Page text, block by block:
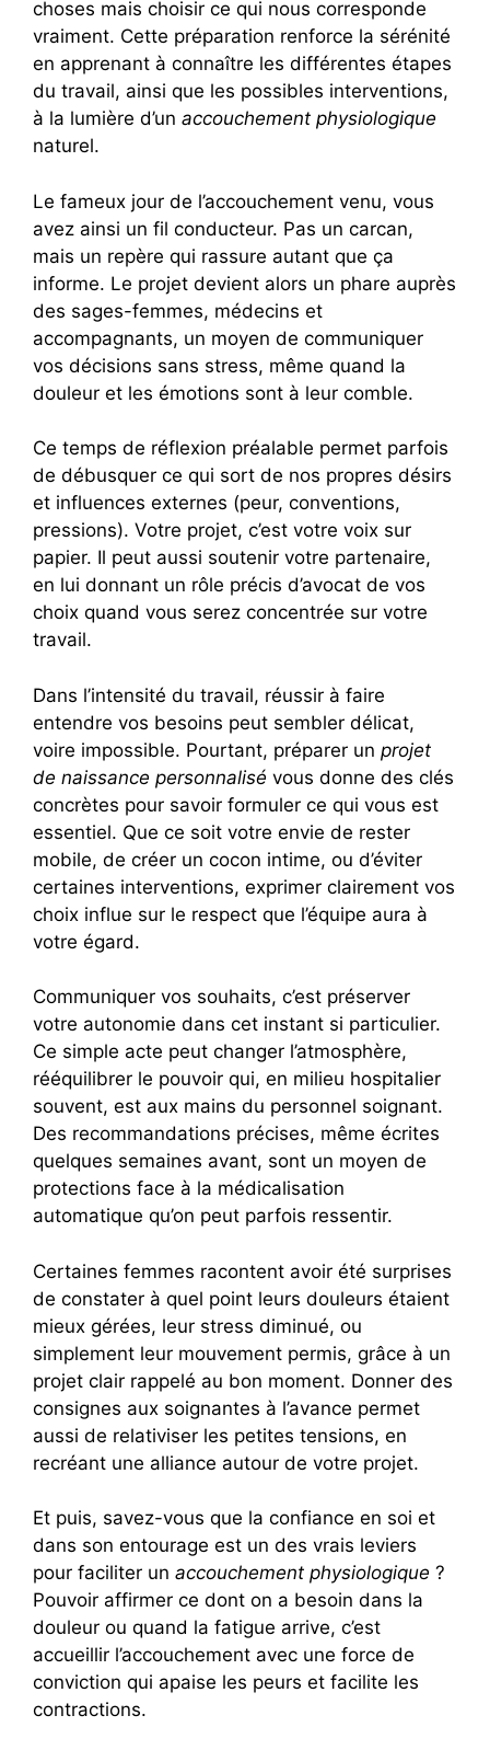
choses mais choisir ce qui nous corresponde
vraiment. Cette préparation renforce la sérénité
en apprenant à connaître les différentes étapes
du travail, ainsi que les possibles interventions,
à la lumière d’un accouchement physiologique
naturel.
Le fameux jour de l’accouchement venu, vous
avez ainsi un fil conducteur. Pas un carcan,
mais un repère qui rassure autant que ça
informe. Le projet devient alors un phare auprès
des sages-femmes, médecins et
accompagnants, un moyen de communiquer
vos décisions sans stress, même quand la
douleur et les émotions sont à leur comble.
Ce temps de réflexion préalable permet parfois
de débusquer ce qui sort de nos propres désirs
et influences externes (peur, conventions,
pressions). Votre projet, c’est votre voix sur
papier. Il peut aussi soutenir votre partenaire,
en lui donnant un rôle précis d’avocat de vos
choix quand vous serez concentrée sur votre
travail.
Dans l’intensité du travail, réussir à faire
entendre vos besoins peut sembler délicat,
voire impossible. Pourtant, préparer un projet
de naissance personnalisé vous donne des clés
concrètes pour savoir formuler ce qui vous est
essentiel. Que ce soit votre envie de rester
mobile, de créer un cocon intime, ou d’éviter
certaines interventions, exprimer clairement vos
choix influe sur le respect que l’équipe aura à
votre égard.
Communiquer vos souhaits, c’est préserver
votre autonomie dans cet instant si particulier.
Ce simple acte peut changer l’atmosphère,
rééquilibrer le pouvoir qui, en milieu hospitalier
souvent, est aux mains du personnel soignant.
Des recommandations précises, même écrites
quelques semaines avant, sont un moyen de
protections face à la médicalisation
automatique qu’on peut parfois ressentir.
Certaines femmes racontent avoir été surprises
de constater à quel point leurs douleurs étaient
mieux gérées, leur stress diminué, ou
simplement leur mouvement permis, grâce à un
projet clair rappelé au bon moment. Donner des
consignes aux soignantes à l’avance permet
aussi de relativiser les petites tensions, en
recréant une alliance autour de votre projet.
Et puis, savez-vous que la confiance en soi et
dans son entourage est un des vrais leviers
pour faciliter un accouchement physiologique ?
Pouvoir affirmer ce dont on a besoin dans la
douleur ou quand la fatigue arrive, c’est
accueillir l’accouchement avec une force de
conviction qui apaise les peurs et facilite les
contractions.